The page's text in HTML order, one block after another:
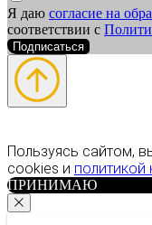
Я даю согласие на
соответствии с
Подписаться
Пользуясь сайтом,
cookies и политикой
ПРИНИМАЮ